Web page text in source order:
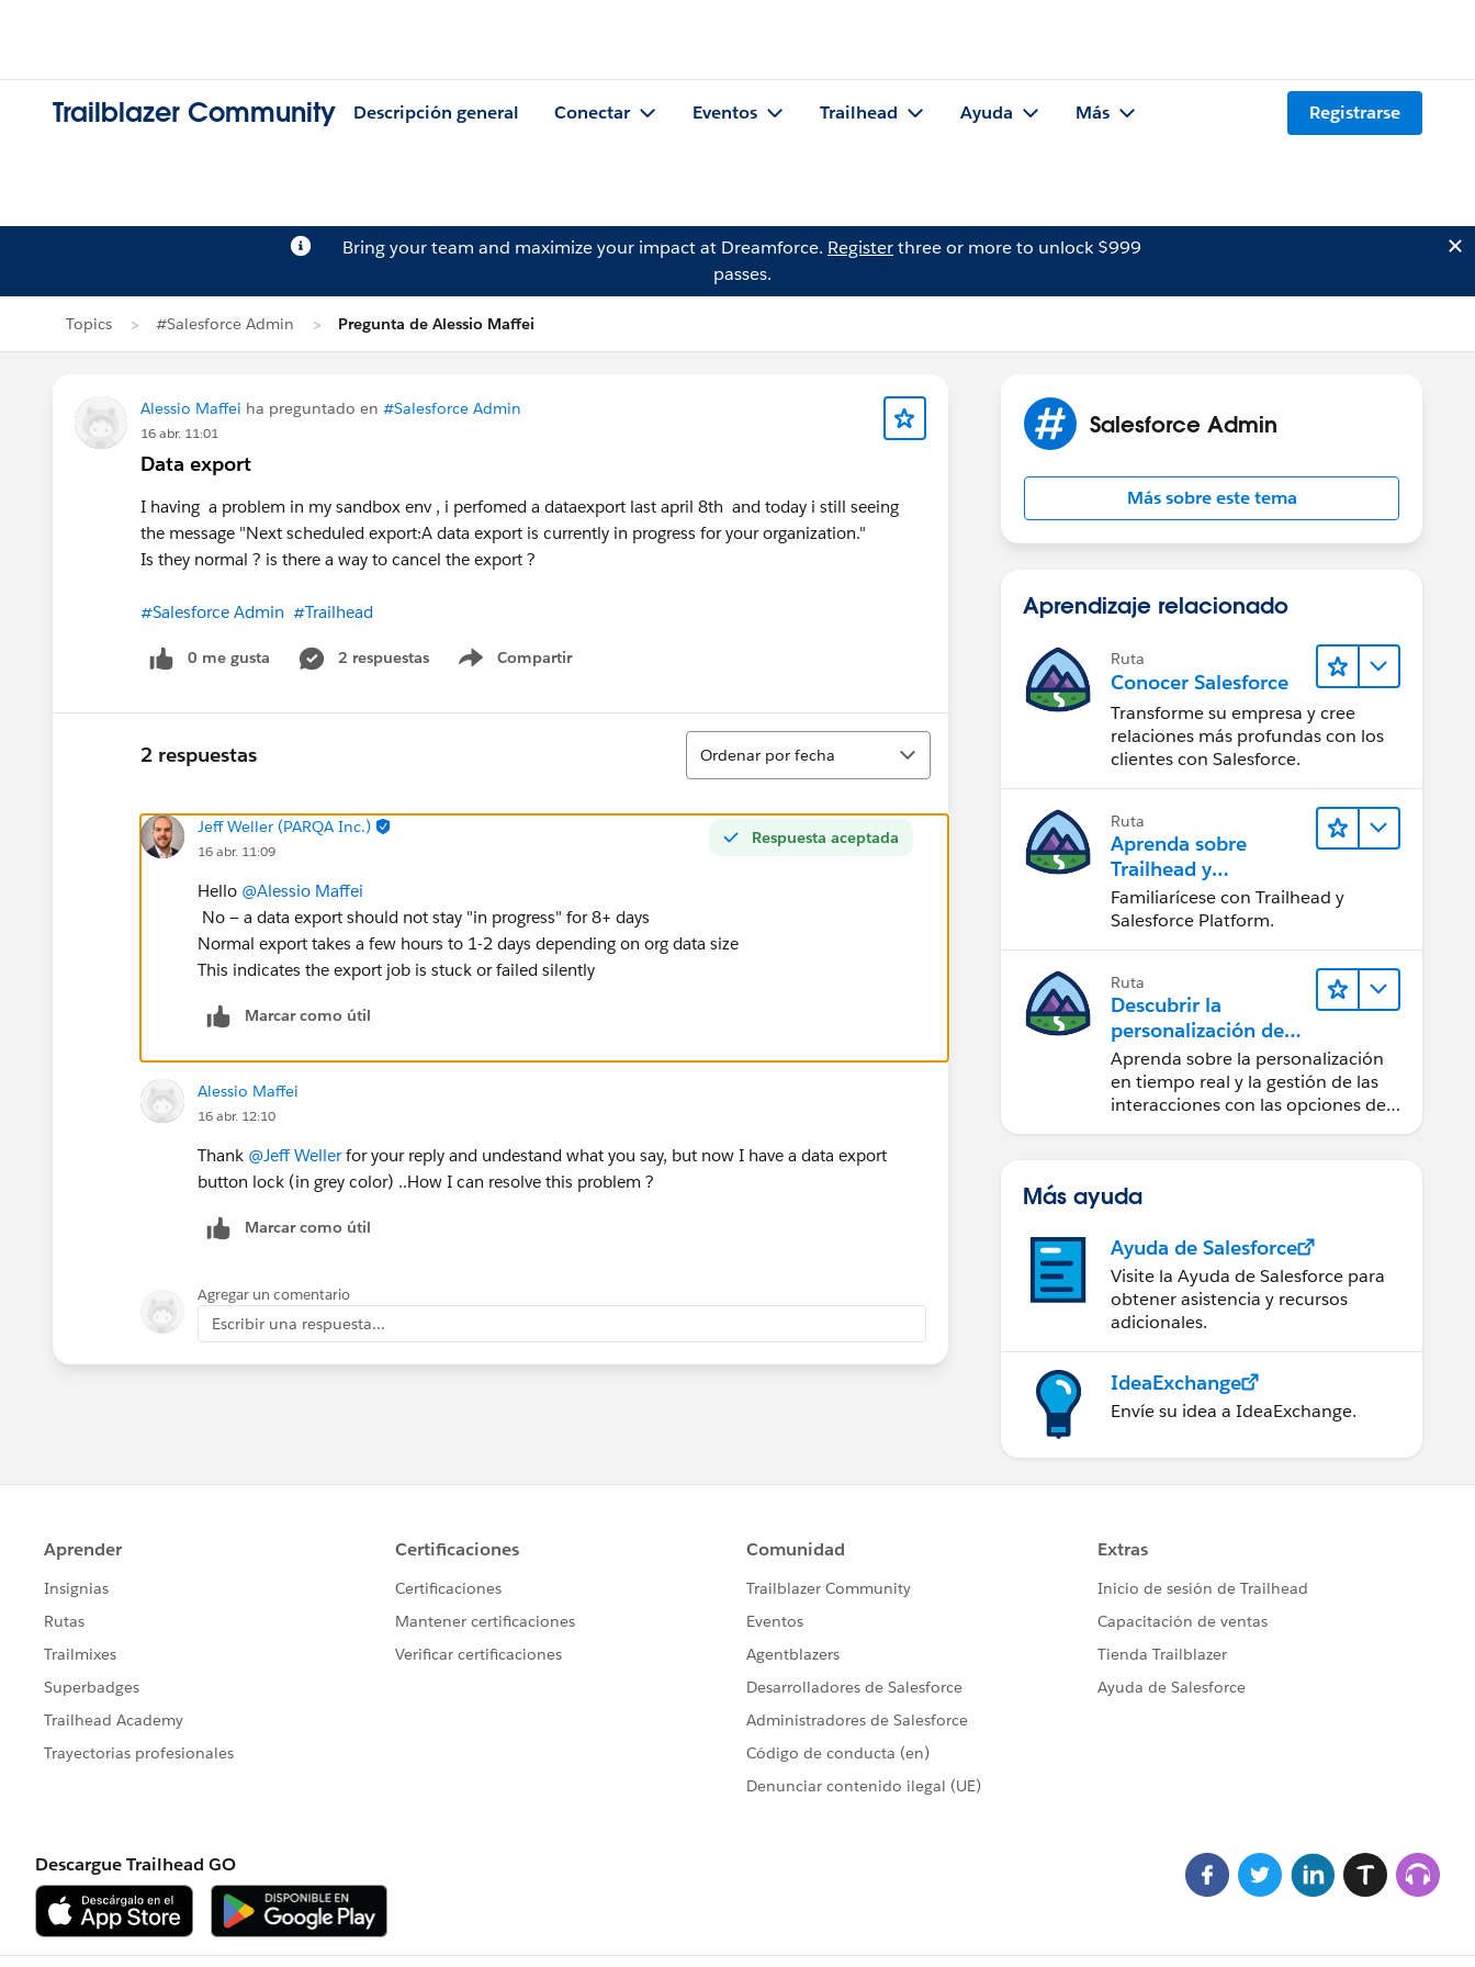
Trailblazer Community Descripción general Conectar Eventos Trailhead Ayuda Más Registrarse
Bring your team and maximize your impact at Dreamforce. Registerthree or more to unlock $999
passes.
Topics #Salesforce Admin Pregunta de Alessio Maffei
Alessio Maffei ha preguntado en #Salesforce Admin
16 abr. 11:01
Data export
I having a problem in my sandbox env , i perfomed a dataexport last april 8th and today i still seeing
the message "Next scheduled export:A data export is currently in progress for your organization."
Is they normal ? is there a way to cancel the export ?
#Salesforce Admin #Trailhead
0 me gusta 2 respuestas Compartir
Show menu
2 respuestas
Ordenar
Ordenar por fecha
Respuesta aceptada
Jeff Weller (PARQA Inc.)
16 abr. 11:09
Hello @Alessio Maffei
No — a data export should not stay "in progress" for 8+ days
Normal export takes a few hours to 1-2 days depending on org data size
This indicates the export job is stuck or failed silently
Marcar como útil
Alessio Maffei
16 abr. 12:10
Thank @Jeff Wellerfor your reply and undestand what you say, but now I have a data export
button lock (in grey color) ..How I can resolve this problem ?
Marcar como útil
Agregar un comentario
Escribir una respuesta...
Salesforce Admin
Más sobre este tema
Aprendizaje relacionado
Ruta
Conocer Salesforce
Transforme su empresa y cree
relaciones más profundas con los
clientes con Salesforce.
Ruta
Aprenda sobre
Trailhead y
Salesforce
Familiarícese con Trailhead y
Salesforce Platform.
Ruta
Descubrir la
personalización de
Salesforce
Aprenda sobre la personalización
en tiempo real y la gestión de las
interacciones con las opciones de
Más ayuda
Ayuda de Salesforce
Visite la Ayuda de Salesforce para
obtener asistencia y recursos
adicionales.
IdeaExchange
Envíe su idea a IdeaExchange.